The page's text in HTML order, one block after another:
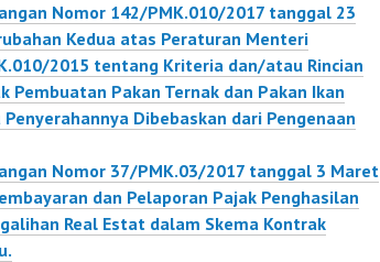
Rincian Ternak, Bahan
Pakan untuk Pembuatan
Pakan Ternak dan Pakan
Ikan yang atas Impor
dan/atau Penyerahannya
Pengenaan Pajak
Pertambahan Nilai.
142/PMK.010/2017
Nomor 142/PMK.010/2017 tanggal 23
Kedua atas Peraturan Menteri
2015 tentang Kriteria dan/atau Rincian
Pembuatan Pakan Ternak dan Pakan Ikan
Dibebaskan dari Pengenaan
Nomor 37/PMK.03/2017 tanggal 3 Maret
dan Pelaporan Pajak Penghasilan
Real Estat dalam Skema Kontrak